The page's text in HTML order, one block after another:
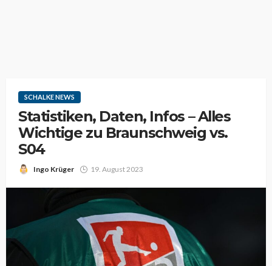
SCHALKE NEWS
Statistiken, Daten, Infos – Alles
Wichtige zu Braunschweig vs.
S04
Ingo Krüger 19. August 2023